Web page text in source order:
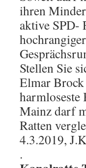
ihren
aktive SPD-
Stellen Sie
Elmar Brock
harmloseste
Mainz darf
Ratten
4.3.2019,
.